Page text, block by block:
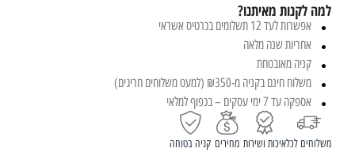
למה לקנות מאיתנו?
אפשרות לעד 12 תשלומים בכרטיס אשראי
אחריות שנה מלאה
קניה מאובטחת
משלוח חינם בקניה מ-₪350 (למעט משלוחים חריגים)
אספקה עד 7 ימי עסקים – בכפוף למלאי
משלוחים לכלאיכות ושירות מחירים קניה בטוחה